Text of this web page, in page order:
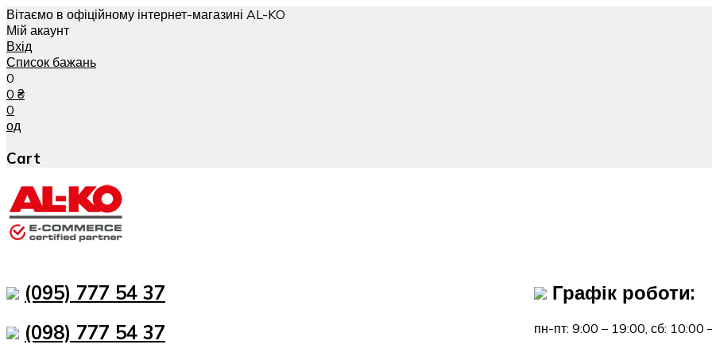
Вітаємо в офіційному інтернет-магазині AL-KO
Мій акаунт
Вхід
Список бажань
0
0 ₴
0
од
Cart
(095) 777 54 37
(098) 777 54 37
Графік роботи:
пн-пт: 9:00 – 19:00, сб: 10:00